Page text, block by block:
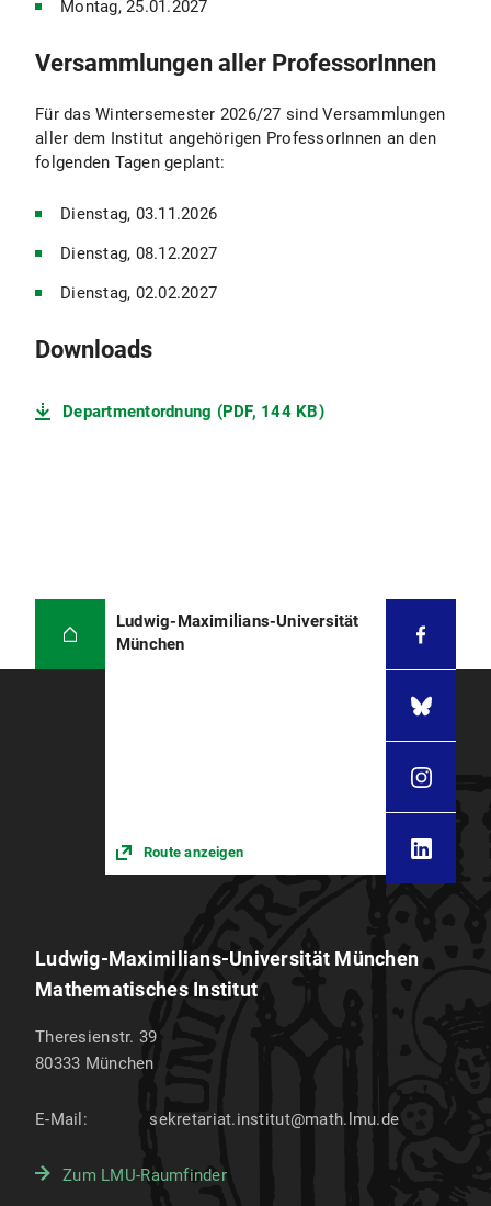
Montag, 25.01.2027
Versammlungen aller ProfessorInnen
Für das Wintersemester 2026/27 sind Versammlungen
aller dem Institut angehörigen ProfessorInnen an den
folgenden Tagen geplant:
Dienstag, 03.11.2026
Dienstag, 08.12.2027
Dienstag, 02.02.2027
Downloads
Departmentordnung (PDF, 144 KB)
Ludwig-Maximilians-Universität
München
Route anzeigen
Ludwig-Maximilians-Universität München
Mathematisches Institut
Theresienstr. 39
80333 München
E-Mail: sekretariat.institut@math.lmu.de
Zum LMU-Raumfinder